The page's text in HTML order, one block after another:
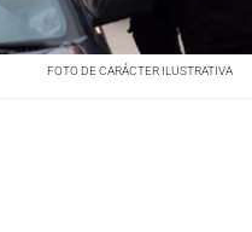
FOTO DE CARÁCTER ILUSTRATIVA